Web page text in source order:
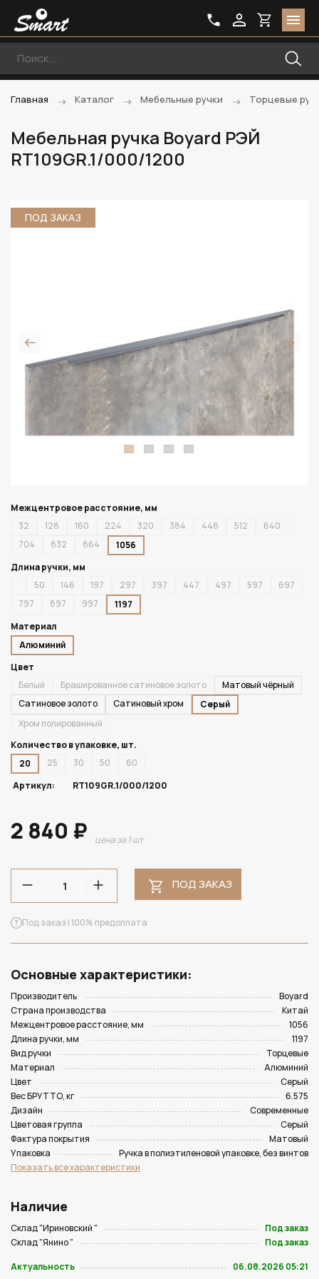
Главная Каталог Мебельные ручки Торцевые
Мебельная ручка Boyard РЭЙ
RT109GR.1/000/1200
ПОД ЗАКАЗ
Межцентровое расстояние, мм
32
128 160 224 320 384 448 512
640
704
832 864
1056
Длина ручки, мм
50
146 197 297 397 447 497 597
697
797
897 997
1197
Материал
Алюминий
Цвет
Белый
Брашированное сатиновое золото
Матовый чёрный
Сатиновое золото
Сатиновый хром
Серый
Хром полированный
Количество в упаковке, шт.
20
25 30 50
60
Артикул:
RT109GR.1/000/1200
2 840 ₽ цена за 1 шт
ПОД ЗАКАЗ
Под заказ | 100% предоплата
Основные характеристики:
Производитель
Boyard
Страна производства
Китай
Межцентровое расстояние, мм
1056
Длина ручки, мм
1197
Вид ручки
Торцевые
Материал
Алюминий
Цвет
Серый
Вес БРУТТО, кг
6.575
Дизайн
Современные
Цветовая группа
Серый
Фактура покрытия
Матовый
Упаковка
Ручка в полиэтиленовой упаковке, без винтов
Показать все характеристики
Наличие
Склад "Ириновский "
Под заказ
Склад "Янино "
Под заказ
Актуальность
06.08.2026 05:21